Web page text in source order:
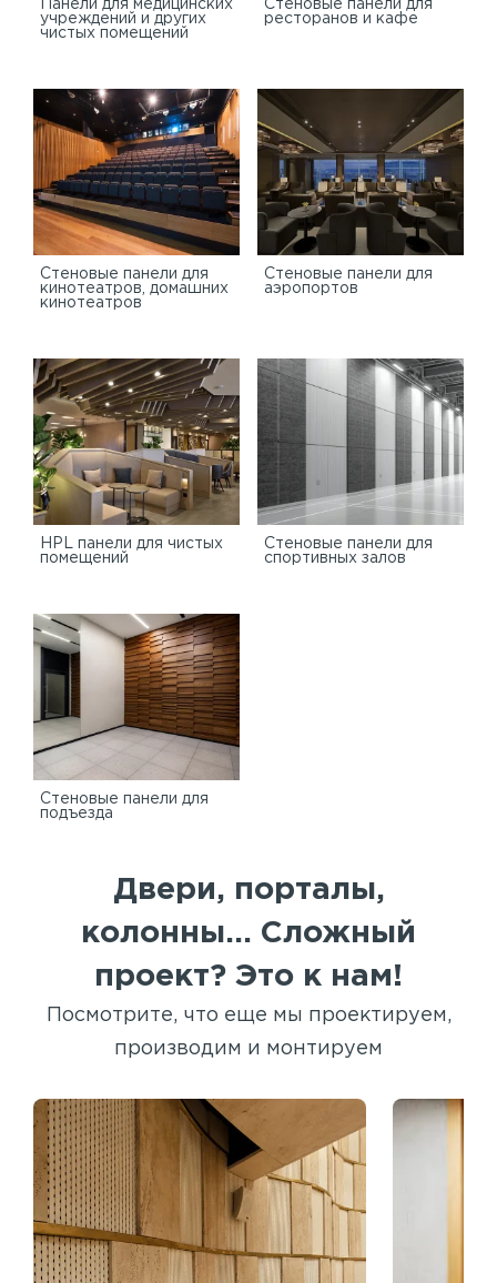
Панели для медицинских
учреждений и других
чистых помещений
Стеновые панели для
ресторанов и кафе
Стеновые панели для
кинотеатров, домашних
кинотеатров
Стеновые панели для
аэропортов
HPL панели для чистых
помещений
Стеновые панели для
спортивных залов
Стеновые панели для
подъезда
Двери, порталы,
колонны... Сложный
проект? Это к нам!
Посмотрите, что еще мы проектируем,
производим и монтируем